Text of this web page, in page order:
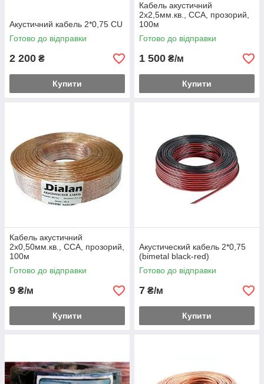
Акустичний кабель 2*0,75 СU
Готово до відправки
2 200 ₴
Купити
Кабель акустичний
2х2,5мм.кв., CCA, прозорий,
100м
Готово до відправки
1 500 ₴/м
Купити
Кабель акустичний
2х0,50мм.кв., CCA, прозорий,
100м
Готово до відправки
9 ₴/м
Купити
Акустический кабель 2*0,75
(bimetal black-red)
Готово до відправки
7 ₴/м
Купити